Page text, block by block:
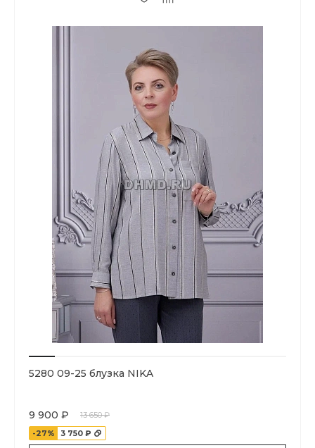
5280 09-25 блузка NIKA
9 900 ₽
13 650 ₽
-27%
3 750 ₽